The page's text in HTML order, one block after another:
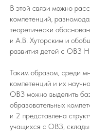
В этой связи можно
компетенций,
теоретически
и А.В. Хуторским и
развития детей с ОВЗ
Таким образом, среди
компетенций и их
ОВЗ можно выделить
образовательных
и 2 представлена
учащихся с ОВЗ,